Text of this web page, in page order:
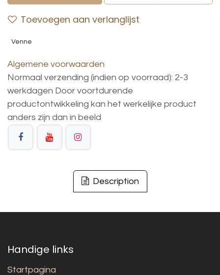
Toevoegen aan verlanglijst
Venne
Algemene voorwaarden
Normaal verzending (indien op voorraad): 2-3
werkdagen Door voortdurende
productontwikkeling kan het werkelijke product
anders zijn dan in beeld
Description
Handige links
Startpagina